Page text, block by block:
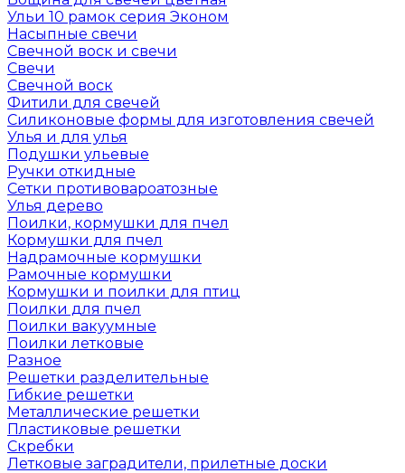
Ульи 10 рамок серия Эконом
Насыпные свечи
Свечной воск и свечи
Свечи
Свечной воск
Фитили для свечей
Силиконовые формы для изготовления свечей
Улья и для улья
Подушки ульевые
Ручки откидные
Сетки противовароатозные
Улья дерево
Поилки, кормушки для пчел
Кормушки для пчел
Надрамочные кормушки
Рамочные кормушки
Кормушки и поилки для птиц
Поилки для пчел
Поилки вакуумные
Поилки летковые
Разное
Решетки разделительные
Гибкие решетки
Металлические решетки
Пластиковые решетки
Скребки
Летковые заградители, прилетные доски